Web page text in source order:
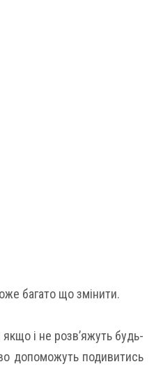
багато що змінити.
якщо і не розв’яжуть будь-
допоможуть подивитись